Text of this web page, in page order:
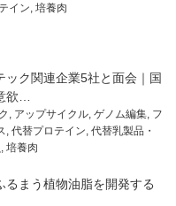
イン 培養肉
ック関連企業5社と面会｜国
欲…
アップサイクル ゲノム編集 フ
代替プロテイン 代替乳製品・
培養肉
るまう植物油脂を開発する